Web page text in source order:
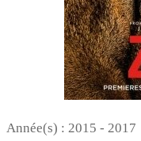
Année(s) : 2015 - 2017